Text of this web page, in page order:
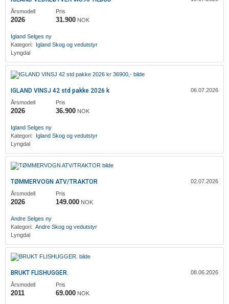
Årsmodell
2026
Pris
31.900 NOK
Igland Selges ny
Kategori: Igland Skog og vedutstyr
Lyngdal
IGLAND VINSJ 42 std pakke 2026 k
06.07.2026
Årsmodell
2026
Pris
36.900 NOK
Igland Selges ny
Kategori: Igland Skog og vedutstyr
Lyngdal
TØMMERVOGN ATV/TRAKTOR
02.07.2026
Årsmodell
2026
Pris
149.000 NOK
‎Andre Selges ny
Kategori: ‎Andre Skog og vedutstyr
Lyngdal
BRUKT FLISHUGGER.
08.06.2026
Årsmodell
2011
Pris
69.000 NOK